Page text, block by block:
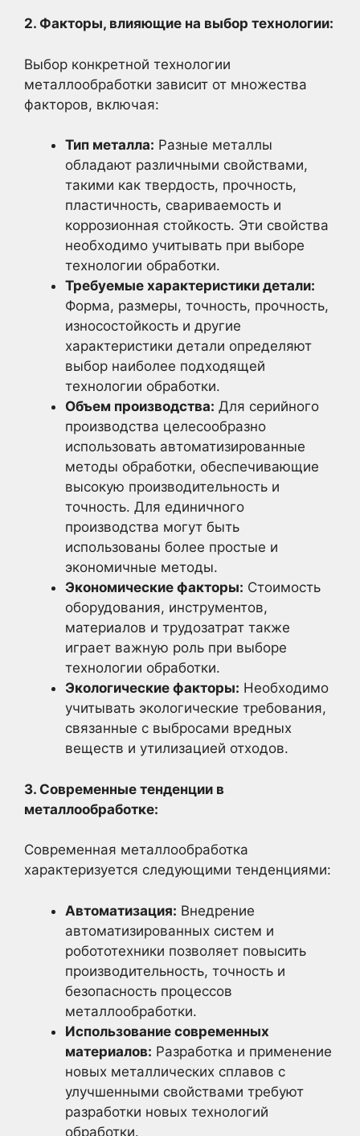
2. Факторы, влияющие на выбор технологии:
Выбор конкретной технологии
металлообработки зависит от множества
факторов, включая:
Тип металла: Разные металлы
обладают различными свойствами,
такими как твердость, прочность,
пластичность, свариваемость и
коррозионная стойкость. Эти свойства
необходимо учитывать при выборе
технологии обработки.
Требуемые характеристики детали:
Форма, размеры, точность, прочность,
износостойкость и другие
характеристики детали определяют
выбор наиболее подходящей
технологии обработки.
Объем производства: Для серийного
производства целесообразно
использовать автоматизированные
методы обработки, обеспечивающие
высокую производительность и
точность. Для единичного
производства могут быть
использованы более простые и
экономичные методы.
Экономические факторы: Стоимость
оборудования, инструментов,
материалов и трудозатрат также
играет важную роль при выборе
технологии обработки.
Экологические факторы: Необходимо
учитывать экологические требования,
связанные с выбросами вредных
веществ и утилизацией отходов.
3. Современные тенденции в
металлообработке:
Современная металлообработка
характеризуется следующими тенденциями:
Автоматизация: Внедрение
автоматизированных систем и
робототехники позволяет повысить
производительность, точность и
безопасность процессов
металлообработки.
Использование современных
материалов: Разработка и применение
новых металлических сплавов с
улучшенными свойствами требуют
разработки новых технологий
обработки.